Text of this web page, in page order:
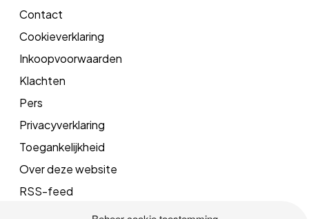
Contact
Cookieverklaring
Inkoopvoorwaarden
Klachten
Pers
Privacyverklaring
Toegankelijkheid
Over deze website
RSS-feed